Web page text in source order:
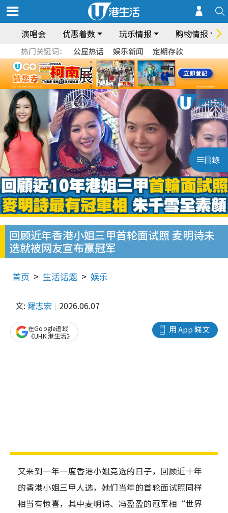
演唱会 优惠着数 玩乐情报 购物情报
热门关键词： 公屋热话 娱乐新闻 定期存款
目錄
回顾近年香港小姐三甲首轮面试照 麦明诗未
选就被网友宣布赢冠军
首页 生活话题 娱乐
文: 羅志宏 2026.06.07
用 App 睇文
在Google追蹤
《UHK 港生活》
又来到一年一度香港小姐竞选的日子，回顾近十年
的香港小姐三甲人选，她们当年的首轮面试照同样
相当有惊喜，其中麦明诗、冯盈盈的冠军相“世界